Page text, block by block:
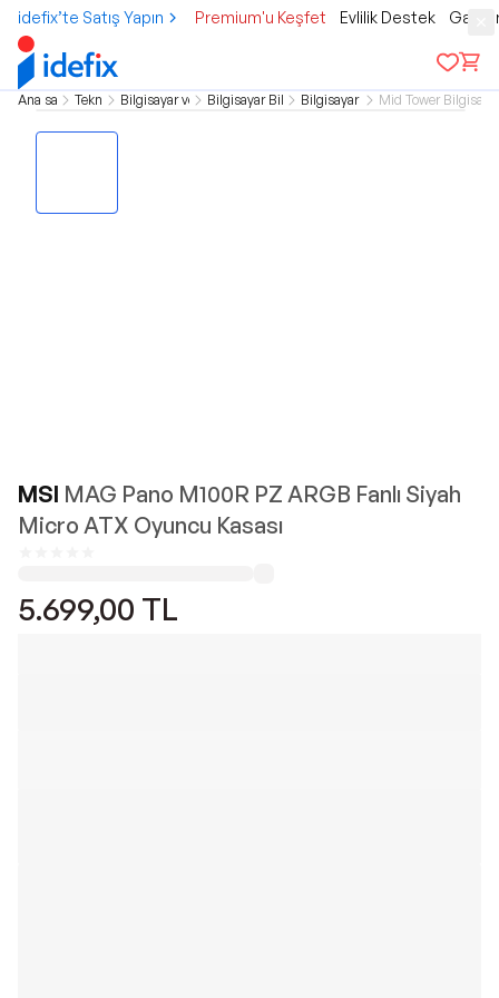
idefix’te Satış Yapın Premium'u Keşfet Evlilik Destek
Ana sayfaTeknolojiBilgisayar ve TabletBilgisayar BileşenleriBilgisayar KasasıMid Tower
MSI MAG Pano M100R PZ ARGB Fanlı Siyah
Micro ATX Oyuncu Kasası
5.699,00 TL